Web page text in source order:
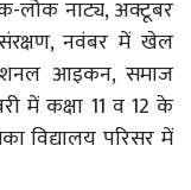
लोक नाट्य, अक्टूबर
नवंबर में खेल
नेशनल आइकन, समाज
में कक्षा 11 व 12 के
विद्यालय परिसर में